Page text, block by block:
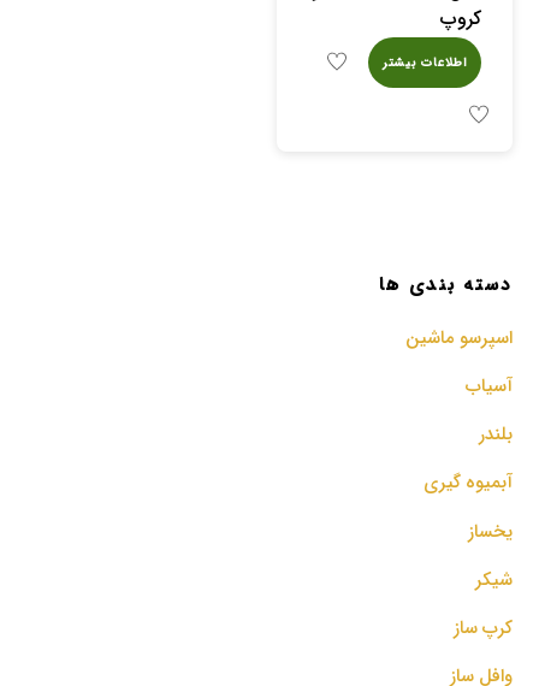
کروپ
اطلاعات بیشتر
دسته بندی ها
اسپرسو‌ ماشین
آسیاب
بلندر
آبمیوه گیری
یخساز
شیکر
کرپ ساز
وافل ساز